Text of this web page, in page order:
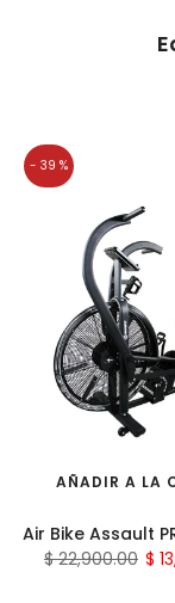
- 39 %
AÑADIR A LA
Air Bike Assault
$ 22,900.00 $